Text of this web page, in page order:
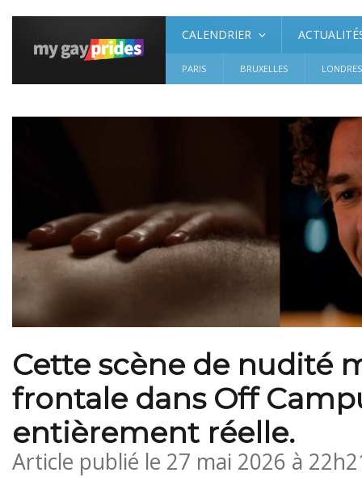
CALENDRIER
PARIS BRUXELLES LONDRES
Cette scène de nudité
frontale dans Off
entièrement réelle.
Article publié le 27 mai 2026 à